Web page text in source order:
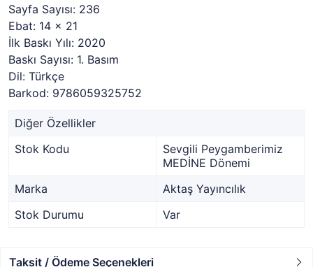
Sayfa Sayısı: 236
Ebat: 14 x 21
İlk Baskı Yılı: 2020
Baskı Sayısı: 1. Basım
Dil: Türkçe
Barkod: 9786059325752
Diğer Özellikler
Stok Kodu
Sevgili Peygamberimiz
MEDİNE Dönemi
Marka
Aktaş Yayıncılık
Stok Durumu
Var
Taksit / Ödeme Seçenekleri